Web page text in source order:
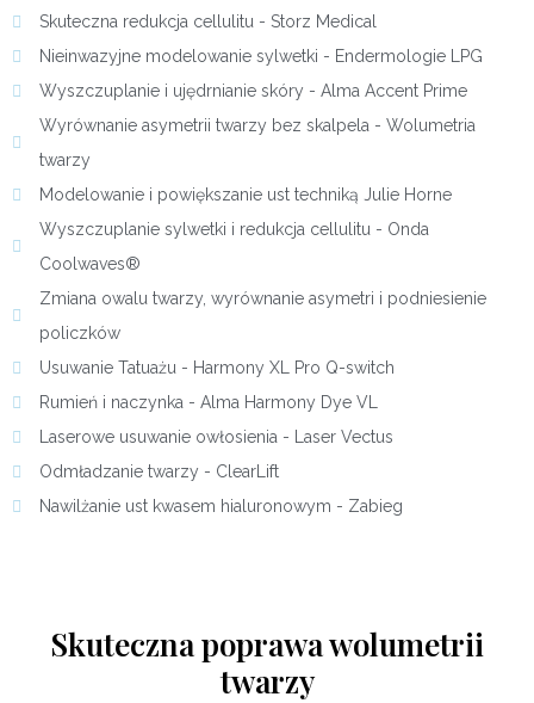
Skuteczna redukcja cellulitu - Storz Medical
Nieinwazyjne modelowanie sylwetki - Endermologie LPG
Wyszczuplanie i ujędrnianie skóry - Alma Accent Prime
Wyrównanie asymetrii twarzy bez skalpela​ - Wolumetria
twarzy
Modelowanie i powiększanie ust techniką Julie Horne
Wyszczuplanie sylwetki i redukcja cellulitu - Onda
Coolwaves®
Zmiana owalu twarzy, wyrównanie asymetri i podniesienie
policzków
Usuwanie Tatuażu​ - Harmony XL Pro Q-switch​
Rumień i naczynka - Alma Harmony Dye VL
Laserowe usuwanie owłosienia - Laser Vectus​
Odmładzanie twarzy​ - ClearLift
Nawilżanie ust kwasem hialuronowym - Zabieg
Skuteczna poprawa wolumetrii
twarzy